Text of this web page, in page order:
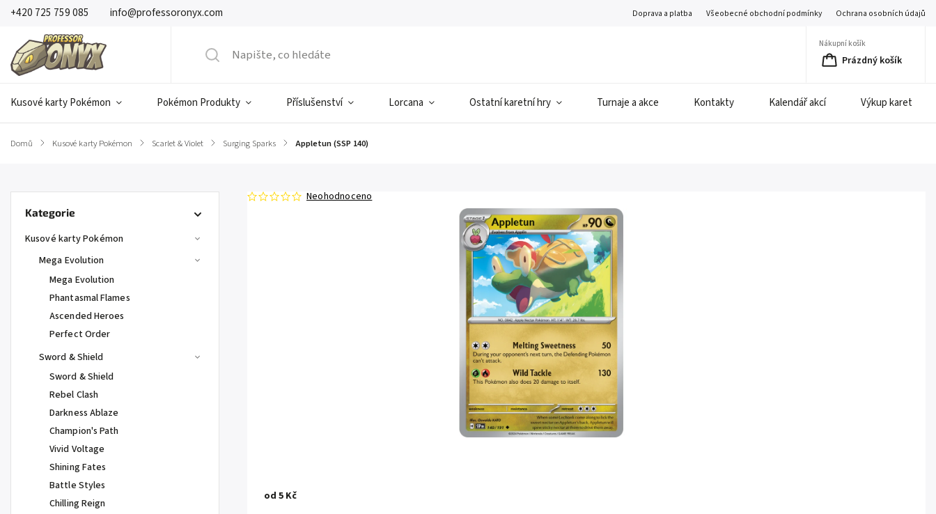
+420 725 759 085 info@professoronyx.com Doprava a platba Všeobecné obchodní podmínky Ochrana osobních údajů
Nákupní košík
Prázdný košík
Kusové karty Pokémon Pokémon Produkty Příslušenství Lorcana Ostatní karetní hry Turnaje a akce Kontakty Kalendář akcí Výkup karet
Domů / Kusové karty Pokémon / Scarlet & Violet / Surging Sparks / Appletun (SSP 140)
Kategorie
Kusové karty Pokémon
Mega Evolution
Mega Evolution
Phantasmal Flames
Ascended Heroes
Perfect Order
Sword & Shield
Sword & Shield
Rebel Clash
Darkness Ablaze
Champion's Path
Vivid Voltage
Shining Fates
Battle Styles
Chilling Reign
Neohodnoceno
od 5 Kč